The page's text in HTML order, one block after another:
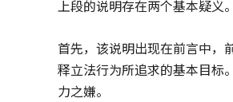
上段的说明存在两个基本疑义。
首先，该说明出现在前言中，
释立法行为所追求的基本目标
力之嫌。